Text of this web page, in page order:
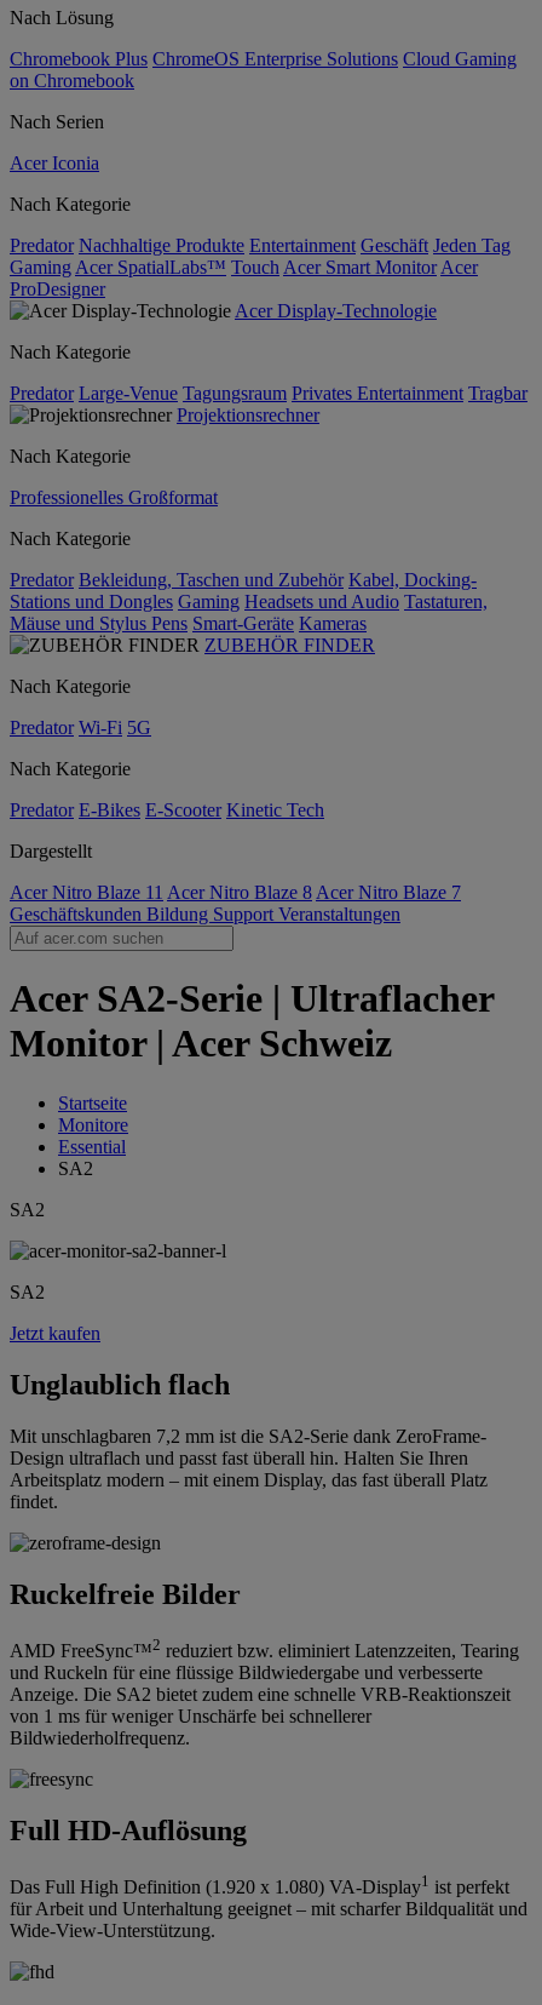
Nach Lösung
Chromebook Plus ChromeOS Enterprise Solutions Cloud Gaming
on Chromebook
Nach Serien
Acer Iconia
Nach Kategorie
Predator Nachhaltige Produkte Entertainment Geschäft Jeden Tag
Gaming Acer SpatialLabs™ Touch Acer Smart Monitor Acer
ProDesigner
Acer Display-Technologie
Nach Kategorie
Predator Large-Venue Tagungsraum Privates Entertainment Tragbar
Projektionsrechner
Nach Kategorie
Professionelles Großformat
Nach Kategorie
Predator Bekleidung, Taschen und Zubehör Kabel, Docking-
Stations und Dongles Gaming Headsets und Audio Tastaturen,
Mäuse und Stylus Pens Smart-Geräte Kameras
ZUBEHÖR FINDER
Nach Kategorie
Predator Wi-Fi 5G
Nach Kategorie
Predator E-Bikes E-Scooter Kinetic Tech
Dargestellt
Acer Nitro Blaze 11 Acer Nitro Blaze 8 Acer Nitro Blaze 7
Geschäftskunden Bildung Support Veranstaltungen
Acer SA2-Serie | Ultraflacher
Monitor | Acer Schweiz
Startseite
Monitore
Essential
SA2
SA2
SA2
Jetzt kaufen
Unglaublich flach
Mit unschlagbaren 7,2 mm ist die SA2-Serie dank ZeroFrame-
Design ultraflach und passt fast überall hin. Halten Sie Ihren
Arbeitsplatz modern – mit einem Display, das fast überall Platz
findet.
Ruckelfreie Bilder
AMD FreeSync™2 reduziert bzw. eliminiert Latenzzeiten, Tearing
und Ruckeln für eine flüssige Bildwiedergabe und verbesserte
Anzeige. Die SA2 bietet zudem eine schnelle VRB-Reaktionszeit
von 1 ms für weniger Unschärfe bei schnellerer
Bildwiederholfrequenz.
Full HD-Auflösung
Das Full High Definition (1.920 x 1.080) VA-Display1 ist perfekt
für Arbeit und Unterhaltung geeignet – mit scharfer Bildqualität und
Wide-View-Unterstützung.